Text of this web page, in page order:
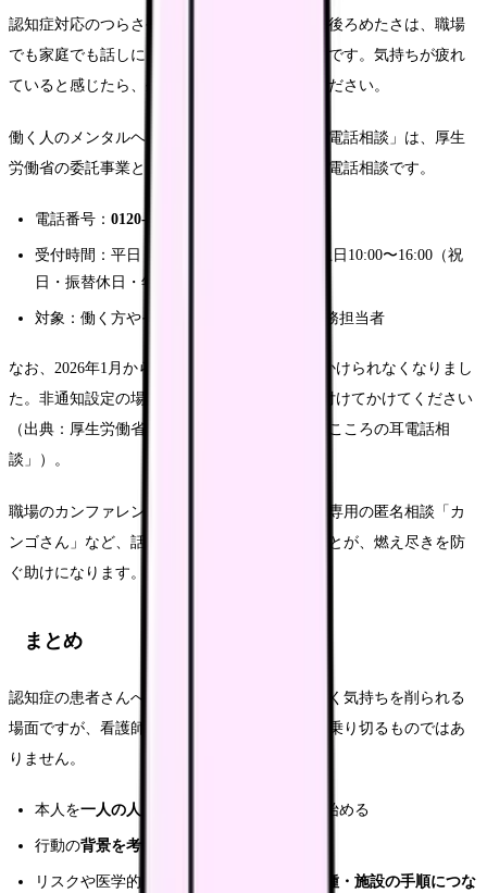
認知症対応のつらさや、対応がうまくいかない後ろめたさは、職場
でも家庭でも話しにくく、一人で溜め込みがちです。気持ちが疲れ
ていると感じたら、外部の相談窓口を使ってください。
働く人のメンタルヘルスを支える「こころの耳電話相談」は、厚生
労働省の委託事業として運営されている無料の電話相談です。
電話番号： 0120-565-455
受付時間：平日（月〜金）17:00〜22:00、土日10:00〜16:00（祝
日・振替休日・年末年始12/29〜1/3を除く）
対象：働く方やそのご家族、企業の人事労務担当者
なお、2026年1月から発信者番号を非通知ではかけられなくなりまし
た。非通知設定の場合は番号の前に「186」を付けてかけてください
（出典：厚生労働省「こころの耳」働く人の「こころの耳電話相
談」）。
職場のカンファレンスや先輩への相談、看護師専用の匿名相談「カ
ンゴさん」など、話して整理できる場を持つことが、燃え尽きを防
ぐ助けになります。
まとめ
認知症の患者さんへの対応は、明確な正解がなく気持ちを削られる
場面ですが、看護師個人の優しさや忍耐だけで乗り切るものではあ
りません。
本人を一人の人として尊重する 関わりから始める
行動の背景を考え、チームで共有する
リスクや医学的判断は
一人で抱えず、多職種・施設の手順につな